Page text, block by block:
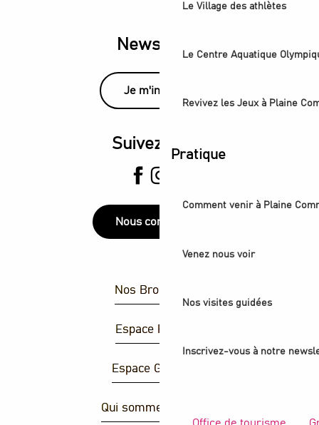
Le Village des athlètes
Le Centre Aquatique
Revivez les Jeux à Plaine
Pratique
Comment venir à Plaine
Venez nous voir
Nos visites guidées
Inscrivez-vous à notre
Office de tourisme
Newsletter
Je m'inscris
Suivez-nous
Nous contacter
Nos Brochures
Espace Presse
Espace Groupes
Qui sommes-nous ?